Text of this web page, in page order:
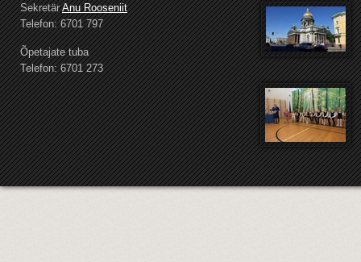
SekretärAnu Rooseniit
Telefon: 6701 797
Õpetajate tuba
Telefon: 6701 273